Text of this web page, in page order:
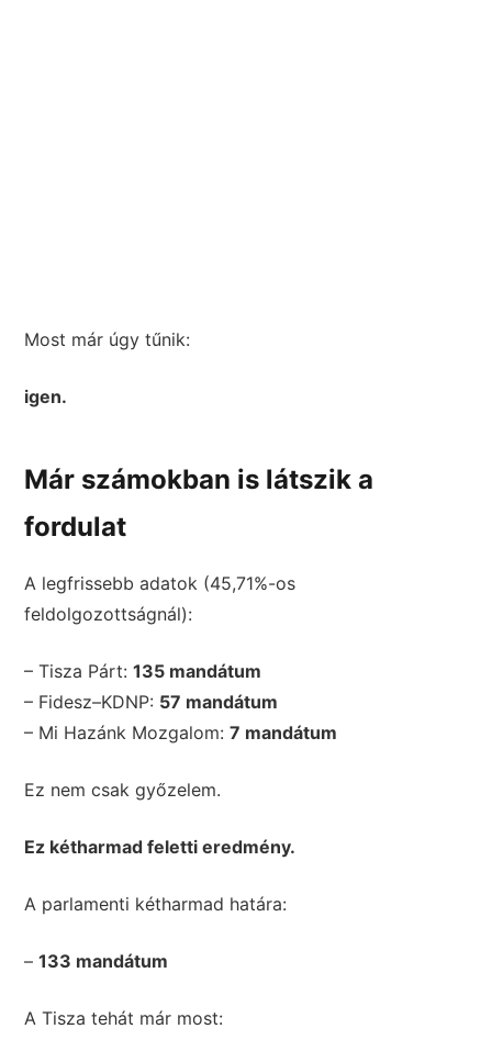
Most már úgy tűnik:
igen.
Már számokban is látszik a
fordulat
A legfrissebb adatok (45,71%-os
feldolgozottságnál):
– Tisza Párt:135 mandátum
– Fidesz–KDNP: 57 mandátum
– Mi Hazánk Mozgalom:7 mandátum
Ez nem csak győzelem.
Ez kétharmad feletti eredmény.
A parlamenti kétharmad határa:
–133 mandátum
A Tisza tehát már most: